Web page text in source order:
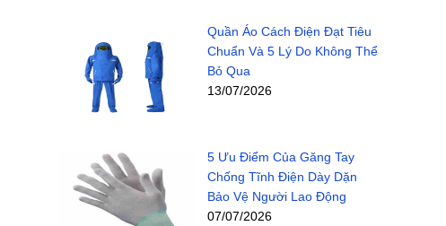
Quần Áo Cách Điện Đạt Tiêu
Chuẩn Và 5 Lý Do Không Thể
Bỏ Qua
13/07/2026
5 Ưu Điểm Của Găng Tay
Chống Tĩnh Điện Dày Dặn
Bảo Vệ Người Lao Động
07/07/2026